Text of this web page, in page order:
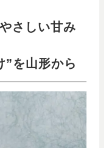
さしい甘み
”を山形から